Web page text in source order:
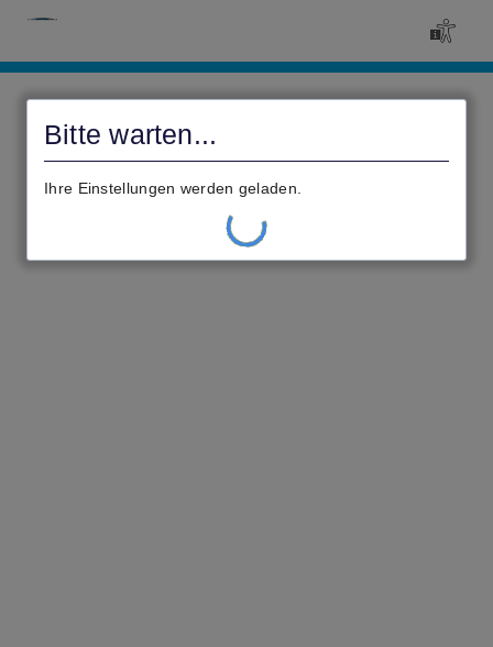
Bitte warten...
Ihre Einstellungen werden geladen.